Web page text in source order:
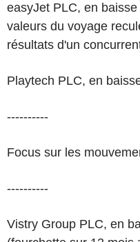
easyJet PLC, en
valeurs du voyage
résultats d'un
Playtech PLC, en
----------
Focus sur les
----------
Vistry Group PLC, en